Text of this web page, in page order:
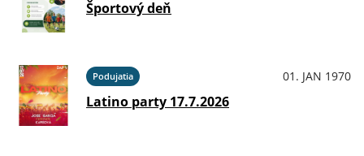
Športový deň
Podujatia 01. JAN 1970
Latino party 17.7.2026